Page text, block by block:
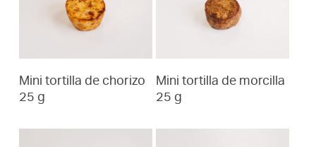
Mini tortilla de chorizo
25 g
Mini tortilla de morcilla
25 g